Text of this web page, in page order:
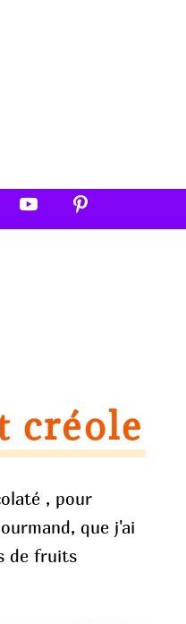
créole
, pour
que j'ai
de fruits